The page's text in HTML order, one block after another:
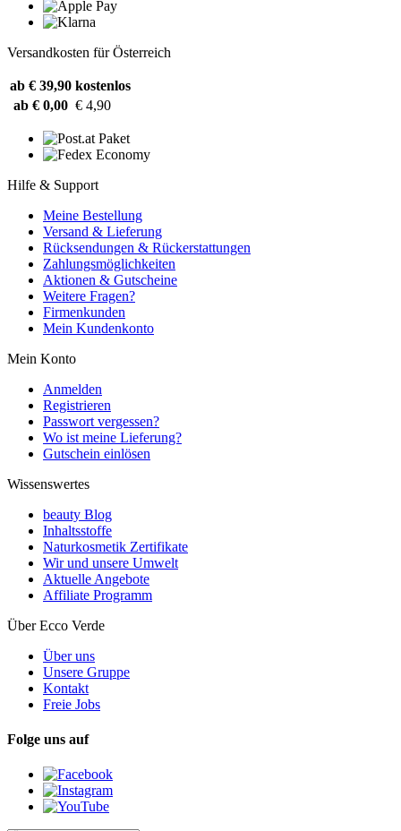
Versandkosten für Österreich
ab € 39,90 kostenlos
ab € 0,00 € 4,90
Hilfe & Support
Meine Bestellung
Versand & Lieferung
Rücksendungen & Rückerstattungen
Zahlungsmöglichkeiten
Aktionen & Gutscheine
Weitere Fragen?
Firmenkunden
Mein Kundenkonto
Mein Konto
Anmelden
Registrieren
Passwort vergessen?
Wo ist meine Lieferung?
Gutschein einlösen
Wissenswertes
beauty Blog
Inhaltsstoffe
Naturkosmetik Zertifikate
Wir und unsere Umwelt
Aktuelle Angebote
Affiliate Programm
Über Ecco Verde
Über uns
Unsere Gruppe
Kontakt
Freie Jobs
Folge uns auf